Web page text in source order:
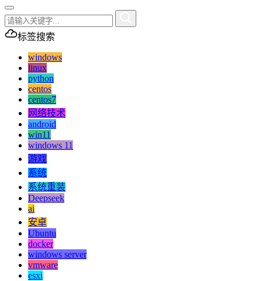
标签搜索
windows
linux
python
centos
centos7
网络技术
android
win11
windows 11
游戏
系统
系统重装
Deepseek
ai
安卓
Ubuntu
docker
windows server
vmware
esxi